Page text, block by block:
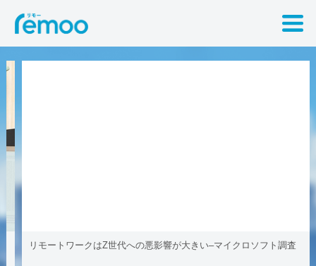
リモートワークはZ世代への悪影響が大きい–マイクロソフト調査